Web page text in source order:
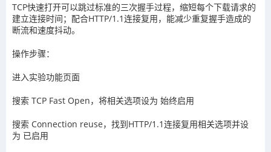
TCP快速打开可以跳过标准的三次握手过程，缩短每个下载请求的
建立连接时间；配合HTTP/1.1连接复用，能减少重复握手造成的
断流和速度抖动。
操作步骤：
进入实验功能页面
搜索 TCP Fast Open，将相关选项设为 始终启用
搜索 Connection reuse，找到HTTP/1.1连接复用相关选项并设
为 已启用